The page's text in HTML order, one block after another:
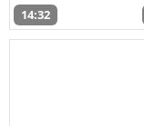
14:32